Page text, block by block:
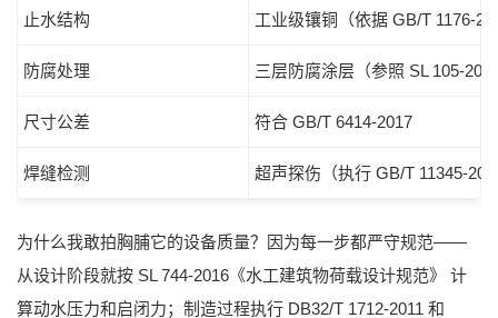
止水结构 工业级镶铜（依据 GB/T 1176-
防腐处理 三层防腐涂层（参照 SL 105-
尺寸公差 符合 GB/T 6414-2017
焊缝检测 超声探伤（执行 GB/T 11345-
为什么我敢拍胸脯它的设备质量？因为每一步都严守规范——
从设计阶段就按 SL 744-2016《水工建筑物荷载设计规范》
计
算动水压力和启闭力；制造过程执行 DB32/T 1712-2011 和